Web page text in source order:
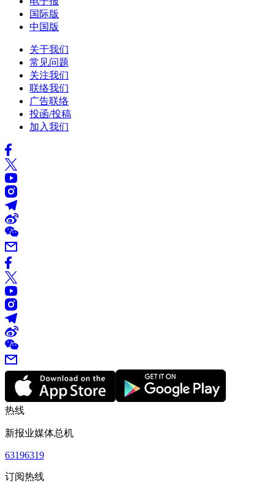
国际版
中国版
关于我们
常见问题
关注我们
联络我们
广告联络
投函/投稿
加入我们
热线
新报业媒体总机
63196319
订阅热线